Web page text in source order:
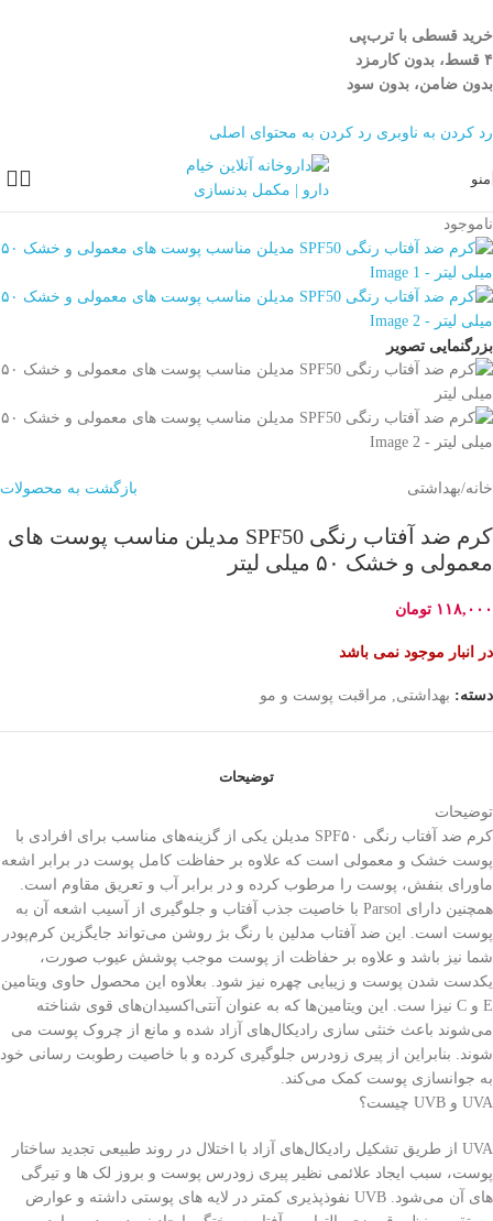
خرید قسطی با ترب‌پی
۴ قسط، بدون کارمزد
بدون ضامن، بدون سود
رد کردن به ناوبری رد کردن به محتوای اصلی
منو
ناموجود
بزرگنمایی تصویر
خانه/بهداشتی بازگشت به محصولات
کرم ضد آفتاب رنگی SPF50 مدیلن مناسب پوست های
معمولی و خشک ۵۰ میلی لیتر
۱۱۸,۰۰۰ تومان
در انبار موجود نمی باشد
دسته: بهداشتی, مراقبت پوست و مو
توضیحات
توضیحات
کرم ضد آفتاب رنگی SPF۵۰ مدیلن یکی از گزینه‌های مناسب برای افرادی با
پوست خشک و معمولی است که علاوه بر حفاظت کامل پوست در برابر اشعه
ماورای بنفش، پوست را مرطوب کرده و در برابر آب و تعریق مقاوم است.
همچنین دارای Parsol با خاصیت جذب آفتاب و جلوگیری از آسیب اشعه آن به
پوست است. این ضد آفتاب مدلین با رنگ بژ روشن می‌تواند جایگزین کرم‌پودر
شما نیز باشد و علاوه بر حفاظت از پوست موجب پوشش عیوب صورت،
یکدست شدن پوست و زیبایی چهره نیز شود. بعلاوه این محصول حاوی ویتامین
E و C نیزا ست. این ویتامین‌ها که به عنوان آنتی‌اکسیدان‌های قوی شناخته
می‌شوند باعث خنثی سازی رادیکال‌های آزاد شده و مانع از چروک پوست می
شوند. بنابراین از پیری زودرس جلوگیری کرده و با خاصیت رطوبت رسانی خود
به جوانسازی پوست کمک می‌کند.
UVA و UVB چیست؟
UVA از طریق تشکیل رادیکال‌های آزاد با اختلال در روند طبیعی تجدید ساختار
پوست، سبب ایجاد علائمی نظیر پیری زودرس پوست و بروز لک ها و تیرگی
های آن می‌شود. UVB نفوذپذیری کمتر در لایه های پوستی داشته و عوارض